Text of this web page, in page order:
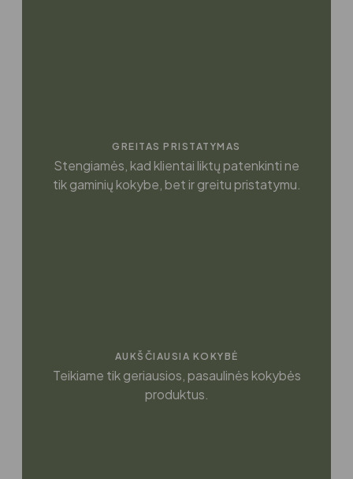
GREITAS PRISTATYMAS
Stengiamės, kad klientai liktų patenkinti ne
tik gaminių kokybe, bet ir greitu pristatymu.
AUKŠČIAUSIA KOKYBĖ
Teikiame tik geriausios, pasaulinės kokybės
produktus.